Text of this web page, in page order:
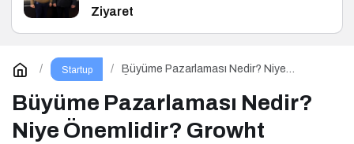
Ziyaret
Startup
Büyüme Pazarlaması Nedir? Niye
Büyüme Pazarlaması Nedir?
Niye Önemlidir? Growht